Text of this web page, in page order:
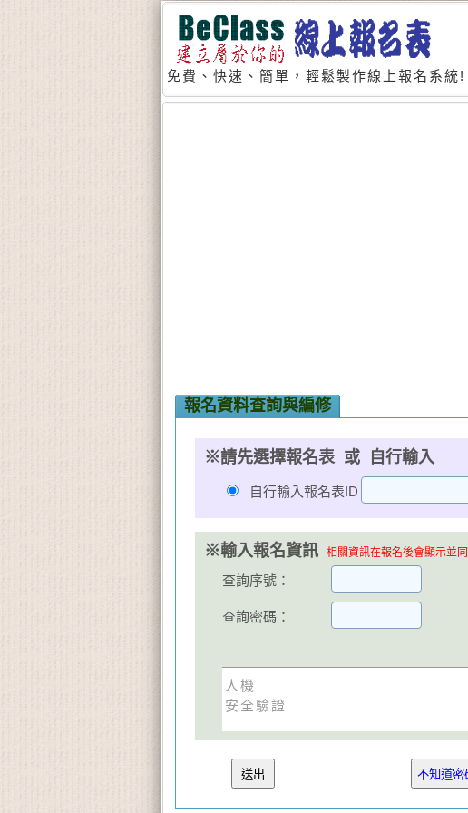
免費、快速、簡單，輕鬆製作線上報名系統!
報名資料查詢與編修
※請先選擇報名表 或 自行輸入
自行輸入報名表ID
※輸入報名資訊 相關資訊在報名後會顯示並
查詢序號：
查詢密碼：
人機
安全驗證